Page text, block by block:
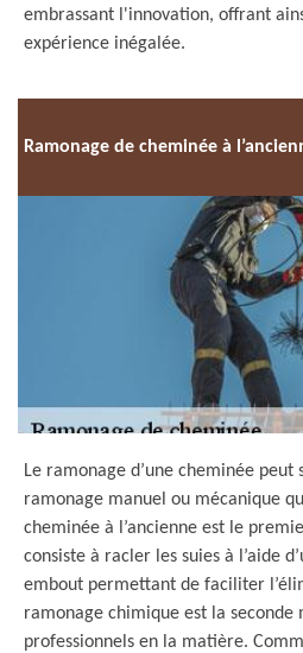
embrassant l'innovation, offrant
expérience inégalée.
Ramonage de cheminée à
Le ramonage d’une cheminée peut
ramonage manuel ou mécanique
cheminée à l’ancienne est le
consiste à racler les suies à l’aide
embout permettant de faciliter
ramonage chimique est la seconde
professionnels en la matière.